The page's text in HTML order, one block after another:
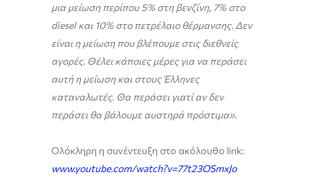
μια μείωση περίπου 5% στη βενζίνη, 7% στο
dieselκαι 10% στο πετρέλαιο θέρμανσης. Δεν
είναι η μείωση που βλέπουμε στις διεθνείς
αγορές. Θέλει κάποιες μέρες για να περάσει
αυτή η μείωση και στους Έλληνες
καταναλωτές. Θα περάσει γιατί αν δεν
περάσει θα βάλουμε αυστηρά πρόστιμα».
Ολόκληρη η συνέντευξη στο ακόλουθο link:
www.youtube.com/watch?v=77t23OSmxJo